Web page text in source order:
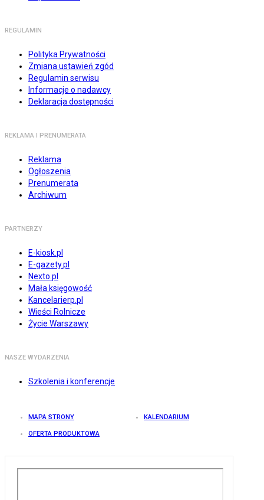
REGULAMIN
Polityka Prywatności
Zmiana ustawień zgód
Regulamin serwisu
Informacje o nadawcy
Deklaracja dostępności
REKLAMA I PRENUMERATA
Reklama
Ogłoszenia
Prenumerata
Archiwum
PARTNERZY
E-kiosk.pl
E-gazety.pl
Nexto.pl
Mała księgowość
Kancelarierp.pl
Wieści Rolnicze
Życie Warszawy
NASZE WYDARZENIA
Szkolenia i konferencje
MAPA STRONY KALENDARIUM
OFERTA PRODUKTOWA